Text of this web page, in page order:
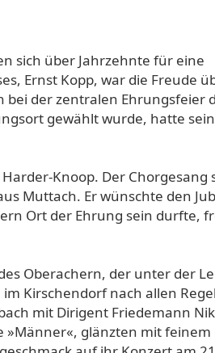
sich über Jahrzehnte für eine
Ernst Kopp, war die Freude
bei der zentralen Ehrungsfeier
gewählt wurde, hatte
Knoop. Der Chorgesang
Muttach. Er wünschte den
Ort der Ehrung sein durfte,
Oberachern, der unter der
Kirsch­endorf nach allen
mit Dirigent Friedemann
»Männer«, glänz­ten mit feinem